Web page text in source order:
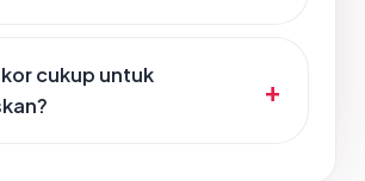
cukup untuk